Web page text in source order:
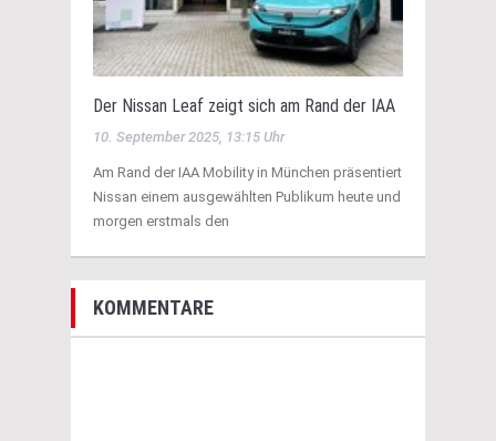
Der Nissan Leaf zeigt sich am Rand der IAA
10. September 2025, 13:15 Uhr
Am Rand der IAA Mobility in München präsentiert
Nissan einem ausgewählten Publikum heute und
morgen erstmals den
KOMMENTARE